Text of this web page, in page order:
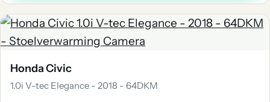
Honda Civic
1.0i V-tec Elegance - 2018 - 64DKM